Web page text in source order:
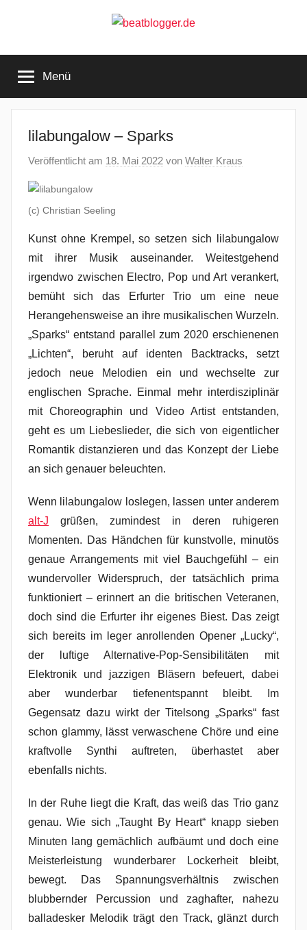
beatblogger.de
the
beat
goes
Menü
lilabungalow – Sparks
Veröffentlicht am 18. Mai 2022 von Walter Kraus
(c) Christian Seeling
Kunst ohne Krempel, so setzen sich lilabungalow
mit ihrer Musik auseinander. Weitestgehend
irgendwo zwischen Electro, Pop und Art verankert,
bemüht sich das Erfurter Trio um eine neue
Herangehensweise an ihre musikalischen Wurzeln.
„Sparks“ entstand parallel zum 2020 erschienenen
„Lichten“, beruht auf identen Backtracks, setzt
jedoch neue Melodien ein und wechselte zur
englischen Sprache. Einmal mehr interdisziplinär
mit Choreographin und Video Artist entstanden,
geht es um Liebeslieder, die sich von eigentlicher
Romantik distanzieren und das Konzept der Liebe
an sich genauer beleuchten.
Wenn lilabungalow loslegen, lassen unter anderem
alt-J grüßen, zumindest in deren ruhigeren
Momenten. Das Händchen für kunstvolle, minutös
genaue Arrangements mit viel Bauchgefühl – ein
wundervoller Widerspruch, der tatsächlich prima
funktioniert – erinnert an die britischen Veteranen,
doch sind die Erfurter ihr eigenes Biest. Das zeigt
sich bereits im leger anrollenden Opener „Lucky“,
der luftige Alternative-Pop-Sensibilitäten mit
Elektronik und jazzigen Bläsern befeuert, dabei
aber wunderbar tiefenentspannt bleibt. Im
Gegensatz dazu wirkt der Titelsong „Sparks“ fast
schon glammy, lässt verwaschene Chöre und eine
kraftvolle Synthi auftreten, überhastet aber
ebenfalls nichts.
In der Ruhe liegt die Kraft, das weiß das Trio ganz
genau. Wie sich „Taught By Heart“ knapp sieben
Minuten lang gemächlich aufbäumt und doch eine
Meisterleistung wunderbarer Lockerheit bleibt,
bewegt. Das Spannungsverhältnis zwischen
blubbernder Percussion und zaghafter, nahezu
balladesker Melodik trägt den Track, glänzt durch